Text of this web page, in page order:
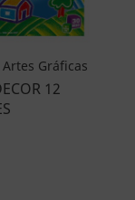
Gráficas
12